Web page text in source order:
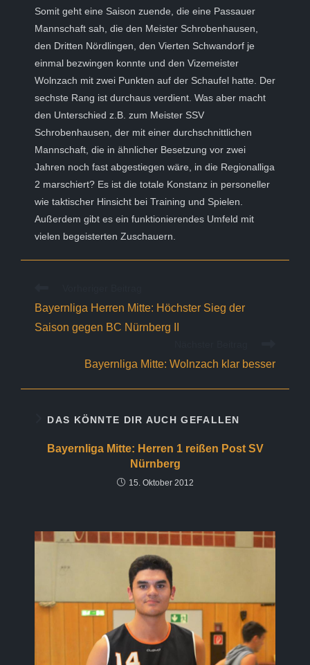
Somit geht eine Saison zuende, die eine Passauer
Mannschaft sah, die den Meister Schrobenhausen,
den Dritten Nördlingen, den Vierten Schwandorf je
einmal bezwingen konnte und den Vizemeister
Wolnzach mit zwei Punkten auf der Schaufel hatte. Der
sechste Rang ist durchaus verdient. Was aber macht
den Unterschied z.B. zum Meister SSV
Schrobenhausen, der mit einer durchschnittlichen
Mannschaft, die in ähnlicher Besetzung vor zwei
Jahren noch fast abgestiegen wäre, in die Regionalliga
2 marschiert? Es ist die totale Konstanz in personeller
wie taktischer Hinsicht bei Training und Spielen.
Außerdem gibt es ein funktionierendes Umfeld mit
vielen begeisterten Zuschauern.
ansehen
Bayernliga Herren Mitte: Höchster Sieg der
Saison gegen BC Nürnberg II
Bayernliga Mitte: Wolnzach klar besser
DAS KÖNNTE DIR AUCH GEFALLEN
Bayernliga Mitte: Herren 1 reißen Post SV
Nürnberg
15. Oktober 2012